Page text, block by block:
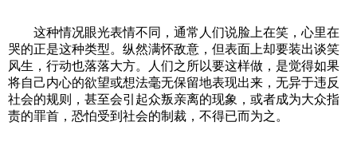
这种情况眼光表情不同，通常人们说脸上在笑，心里在
哭的正是这种类型。纵然满怀敌意，但表面上却要装出谈笑
风生，行动也落落大方。人们之所以要这样做，是觉得如果
将自己内心的欲望或想法毫无保留地表现出来，无异于违反
社会的规则，甚至会引起众叛亲离的现象，或者成为大众指
责的罪首，恐怕受到社会的制裁，不得已而为之。